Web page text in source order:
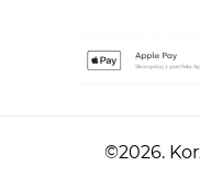
©2026.